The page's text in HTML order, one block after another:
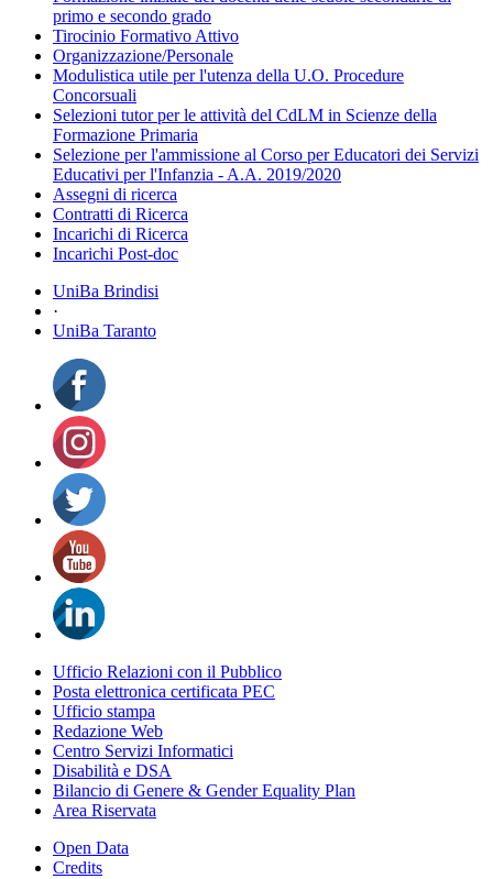
primo e secondo grado
Tirocinio Formativo Attivo
Organizzazione/Personale
Modulistica utile per l'utenza della U.O. Procedure
Concorsuali
Selezioni tutor per le attività del CdLM in Scienze della
Formazione Primaria
Selezione per l'ammissione al Corso per Educatori dei Servizi
Educativi per l'Infanzia - A.A. 2019/2020
Assegni di ricerca
Contratti di Ricerca
Incarichi di Ricerca
Incarichi Post-doc
UniBa Brindisi
·
UniBa Taranto
Ufficio Relazioni con il Pubblico
Posta elettronica certificata PEC
Ufficio stampa
Redazione Web
Centro Servizi Informatici
Disabilità e DSA
Bilancio di Genere & Gender Equality Plan
Area Riservata
Open Data
Credits